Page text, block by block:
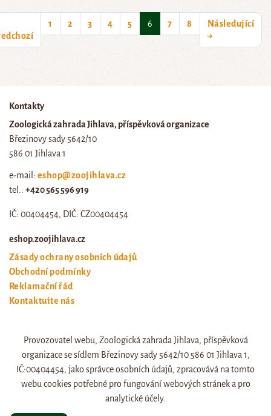
1 2 3 4 5 6(current)
7 8
Následující
→
Kontakty
Zoologická zahrada Jihlava, příspěvková organizace
Březinovy sady 5642/10
586 01 Jihlava 1
e-mail: eshop@zoojihlava.cz
tel.: +420 565 596 919
IČ: 00404454, DIČ: CZ00404454
eshop.zoojihlava.cz
Zásady ochrany osobních údajů
Obchodní podmínky
Reklamační řád
Kontaktujte nás
Web zoo jihlava
Otevírací doba a ceník
© eshop.zoojihlava.cz, vytvořil
Provozovatel webu, Zoologická zahrada Jihlava, příspěvková
organizace se sídlem Březinovy sady 5642/10 586 01 Jihlava 1,
IČ:00404454, jako správce osobních údajů, zpracovává na tomto
webu cookies potřebné pro fungování webových stránek a pro
analytické účely.